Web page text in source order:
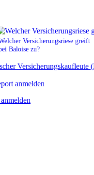
Versicherungsriese greift
Baloise zu?
Versicherungskaufleute